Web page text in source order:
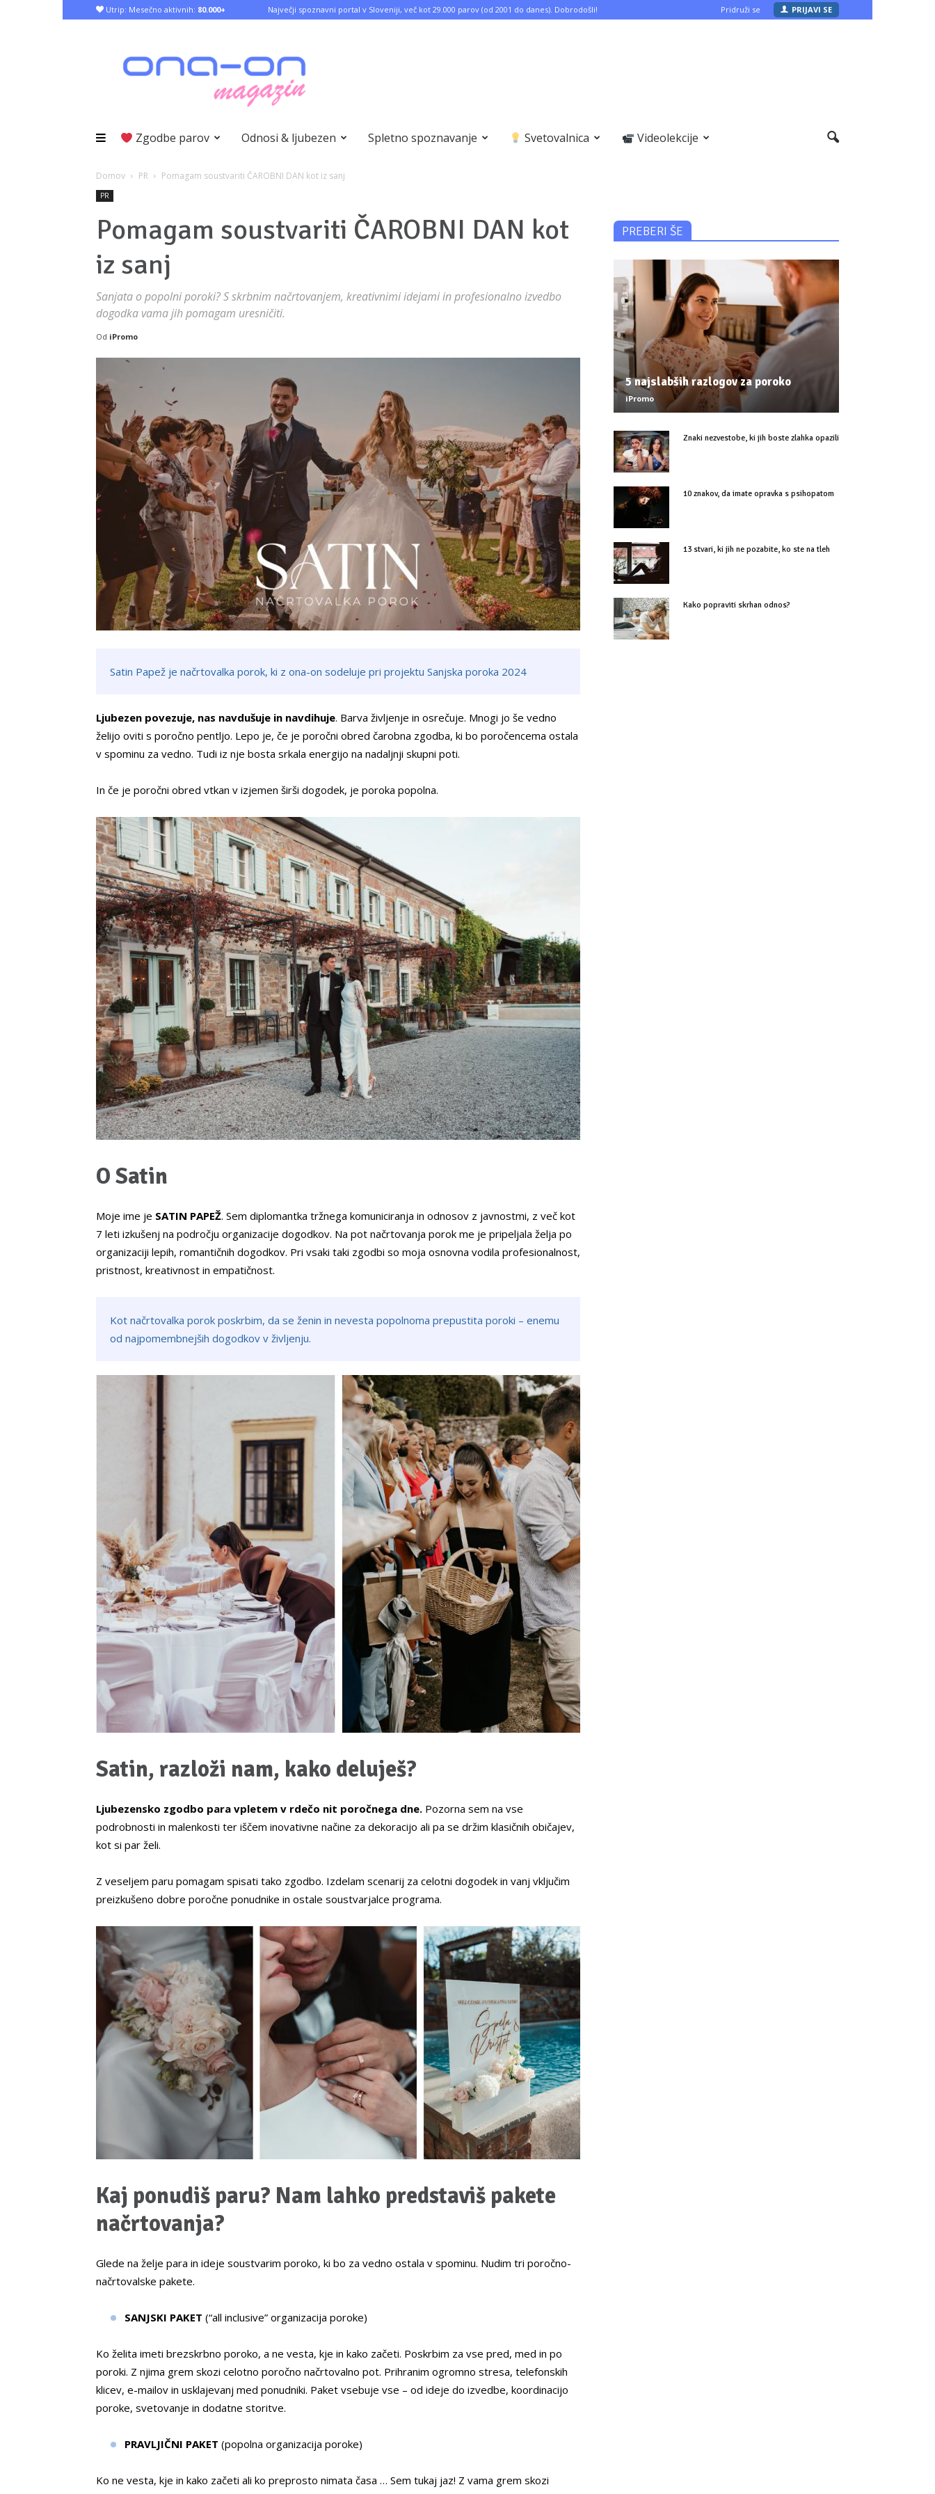
Utrip: Mesečno aktivnih: 80.000+ Največji spoznavni portal v Sloveniji, več kot 29.000 parov (od 2001 do danes). Dobrodošli! Pridruži se PRIJAVI SE
Zgodbe parov Odnosi & ljubezen Spletno spoznavanje Svetovalnica Videolekcije
Domov PR Pomagam soustvariti ČAROBNI DAN kot iz sanj
PR
Pomagam soustvariti ČAROBNI DAN kot
iz sanj
Sanjata o popolni poroki? S skrbnim načrtovanjem, kreativnimi idejami in profesionalno izvedbo
dogodka vama jih pomagam uresničiti.
Od iPromo
Satin Papež je načrtovalka porok, ki z ona-on sodeluje pri projektu Sanjska poroka 2024
Ljubezen povezuje, nas navdušuje in navdihuje. Barva življenje in osrečuje. Mnogi jo še vedno
želijo oviti s poročno pentljo. Lepo je, če je poročni obred čarobna zgodba, ki bo poročencema ostala
v spominu za vedno. Tudi iz nje bosta srkala energijo na nadaljnji skupni poti.
In če je poročni obred vtkan v izjemen širši dogodek, je poroka popolna.
O Satin
Moje ime je SATIN PAPEŽ. Sem diplomantka tržnega komuniciranja in odnosov z javnostmi, z več kot
7 leti izkušenj na področju organizacije dogodkov. Na pot načrtovanja porok me je pripeljala želja po
organizaciji lepih, romantičnih dogodkov. Pri vsaki taki zgodbi so moja osnovna vodila profesionalnost,
pristnost, kreativnost in empatičnost.
Kot načrtovalka porok poskrbim, da se ženin in nevesta popolnoma prepustita poroki – enemu
od najpomembnejših dogodkov v življenju.
Satin, razloži nam, kako deluješ?
Ljubezensko zgodbo para vpletem v rdečo nit poročnega dne. Pozorna sem na vse
podrobnosti in malenkosti ter iščem inovativne načine za dekoracijo ali pa se držim klasičnih običajev,
kot si par želi.
Z veseljem paru pomagam spisati tako zgodbo. Izdelam scenarij za celotni dogodek in vanj vključim
preizkušeno dobre poročne ponudnike in ostale soustvarjalce programa.
Kaj ponudiš paru? Nam lahko predstaviš pakete
načrtovanja?
Glede na želje para in ideje soustvarim poroko, ki bo za vedno ostala v spominu. Nudim tri poročno-
načrtovalske pakete.
SANJSKI PAKET (“all inclusive” organizacija poroke)
Ko želita imeti brezskrbno poroko, a ne vesta, kje in kako začeti. Poskrbim za vse pred, med in po
poroki. Z njima grem skozi celotno poročno načrtovalno pot. Prihranim ogromno stresa, telefonskih
klicev, e-mailov in usklajevanj med ponudniki. Paket vsebuje vse – od ideje do izvedbe, koordinacijo
poroke, svetovanje in dodatne storitve.
PRAVLJIČNI PAKET (popolna organizacija poroke)
Ko ne vesta, kje in kako začeti ali ko preprosto nimata časa … Sem tukaj jaz! Z vama grem skozi
PREBERI ŠE
5 najslabših razlogov za poroko
iPromo
Znaki nezvestobe, ki jih boste zlahka opazili
10 znakov, da imate opravka s psihopatom
13 stvari, ki jih ne pozabite, ko ste na tleh
Kako popraviti skrhan odnos?